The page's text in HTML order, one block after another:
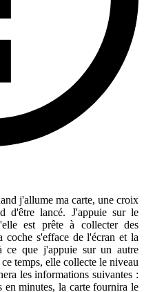
j'allume ma carte, une croix
d'être lancé. J'appuie sur le
est prête à collecter des
coche s'efface de l'écran et la
ce que j'appuie sur un autre
temps, elle collecte le niveau
les informations suivantes :
en minutes, la carte fournira le